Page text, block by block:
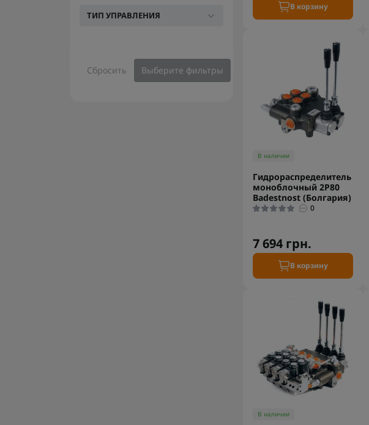
ТИП УПРАВЛЕНИЯ
Сбросить Выберите фильтры
В корзину
В наличии
Гидрораспределитель
моноблочный 2P80
Badestnost (Болгария)
0
7 694 грн.
В корзину
В наличии